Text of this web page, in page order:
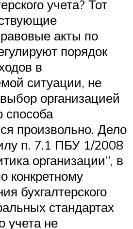
учета? Тот
акты по
порядок
в
ситуации, не
организацией
способа
произвольно. Дело
п. 7.1 ПБУ 1/2008
организации”, в
конкретному
бухгалтерского
стандартах
учета не